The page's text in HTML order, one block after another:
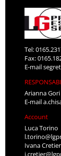
Tel:
Fax:
E-mail
Arianna
E-mail
Account
Luca Torino
Ivana Cretier